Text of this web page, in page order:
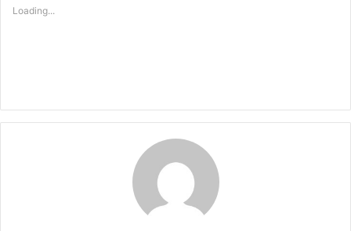
Loading...